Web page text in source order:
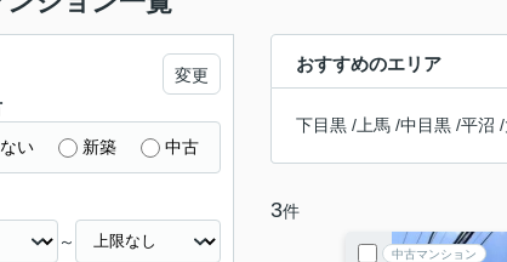
おすすめのエリア
下目黒 / 上馬 /中目黒 /平沼 /
3件
中古マンション
変更
い 新築 中古
～